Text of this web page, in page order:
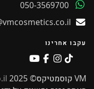
עקבו אחרינו
VM קוסמטיקס© 2025